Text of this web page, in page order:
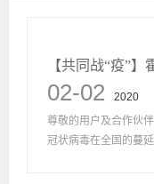
【共同战“疫”
02-02
2020
尊敬的用户及合作伙
冠状病毒在全国的蔓